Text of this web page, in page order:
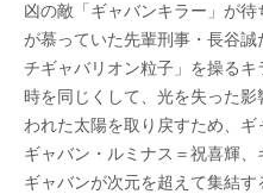
凶の敵「ギャバンキラー」が
が慕っていた先輩刑事・長谷
チギャバリオン粒子」を操るキ
時を同じくして、光を失った
われた太陽を取り戻すため、ギ
ギャバン・ルミナス＝祝喜輝
ギャバンが次元を超えて集結